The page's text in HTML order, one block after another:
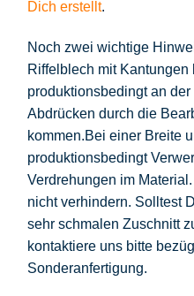
Dich erstellt.
Noch zwei wichtige
Riffelblech mit Kantungen
produktionsbedingt an
Abdrücken durch die
kommen.Bei einer Breite
produktionsbedingt
Verdrehungen im
nicht verhindern. Solltest
sehr schmalen Zuschnitt
kontaktiere uns bitte
Sonderanfertigung.